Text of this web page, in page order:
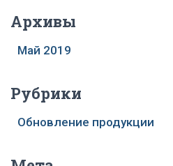
Архивы
Май 2019
Рубрики
Обновление продукции